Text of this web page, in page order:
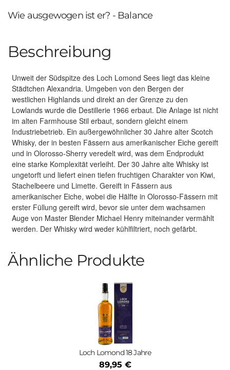
Wie ausgewogen ist er? - Balance
Beschreibung
Unweit der Südspitze des Loch Lomond Sees liegt das kleine
Städtchen Alexandria. Umgeben von den Bergen der
westlichen Highlands und direkt an der Grenze zu den
Lowlands wurde die Destillerie 1966 erbaut. Die Anlage ist nicht
im alten Farmhouse Stil erbaut, sondern gleicht einem
Industriebetrieb. Ein außergewöhnlicher 30 Jahre alter Scotch
Whisky, der in besten Fässern aus amerikanischer Eiche gereift
und in Olorosso-Sherry veredelt wird, was dem Endprodukt
eine starke Komplexität verleiht. Der 30 Jahre alte Whisky ist
ungetorft und liefert einen tiefen fruchtigen Charakter von Kiwi,
Stachelbeere und Limette. Gereift in Fässern aus
amerikanischer Eiche, wobei die Hälfte in Olorosso-Fässern mit
erster Füllung gereift wird, bevor sie unter dem wachsamen
Auge von Master Blender Michael Henry miteinander vermählt
werden. Der Whisky wird weder kühlfiltriert, noch gefärbt.
Ähnliche Produkte
Loch Lomond 18 Jahre
89,95 €